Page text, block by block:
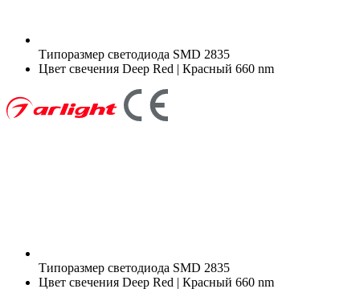
Типоразмер светодиода SMD 2835
Цвет свечения Deep Red | Красный 660 nm
Типоразмер светодиода SMD 2835
Цвет свечения Deep Red | Красный 660 nm